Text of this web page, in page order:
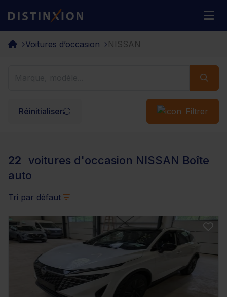
Distinxion
Voitures d’occasion NISSAN
Réinitialiser Filtrer
22
voitures d'occasion NISSAN Boîte
auto
Tri par défaut